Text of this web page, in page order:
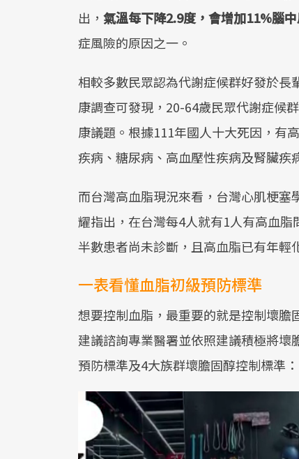
出， 氣溫每下降2.9度，會增加11%腦
症風險的原因之一。
相較多數民眾認為代謝症候群好發於
康調查可發現，20-64歲民眾代謝症候
康議題。根據111年國人十大死因，有
疾病、糖尿病、高血壓性疾病及腎臟疾
而台灣高血脂現況來看，台灣心肌梗
耀指出，在台灣每4人就有1人有高血
半數患者尚未診斷，且高血脂已有年輕
一表看懂血脂初級預防標準
想要控制血脂，最重要的就是控制壞膽
建議諮詢專業醫署並依照建議積極將
預防標準及4大族群壞膽固醇控制標準：